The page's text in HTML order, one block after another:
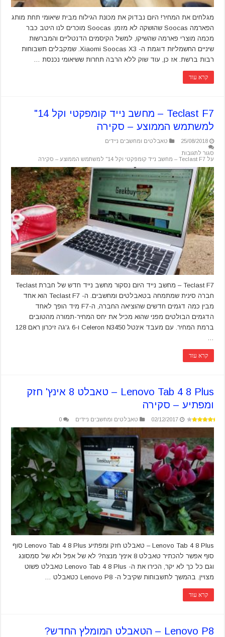
מגלחים את המחיר! היום נבדוק את מכונת הגילוח מבית שיאומי תחת מותג
הפארמה Soocas שהושקה לא מזמן. Soocas מוכרים לנו היטב כבר
מכמה מוצרי פארמה שהשיקו, למשל הקיסמים הדנטליים והמברשות
שיניים החשמליות דוגמת ה- Xiaomi Soocas X3. שמקבלים תשבוחות
רבות ברשת. אז כן, עוד שוק ללא הרבה תחרות ששיאומי נכנסת …
קרא עוד
Teclast F7 – מחשב נייד קומפקטי וקל 14"
למשתמש הממוצע – סקירה
25/08/2018
טאבלטים ומחשבים ניידים
סגור לתגובות
על Teclast F7 – מחשב נייד קומפקטי וקל 14" למשתמש הממוצע – סקירה
Teclast F7 – מחשב נייד היום נסקור מחשב נייד חדש של חברת Teclast
חברה סינית שמתמחה בטאבלטים ומחשבים. ה- Teclast F7 הוא אחד
מבין כמה דגמים חדשים שהוציאה החברה, ה-F7 מיד הופך לאחד
הדגמים הבולטים מפני שהוא מכיל את יחס המחיר-תמורה מהטובים
ברמת המחיר. עם מעבד אינטל Celeron N3450 ו-6 ג'גה זיכרון ראם 128
…
קרא עוד
Lenovo Tab 4 8 Plus – טאבלט 8 אינץ' חזק
ומפתיע – סקירה
02/12/2017 טאבלטים ומחשבים ניידים 0
Lenovo Tab 4 8 Plus – טאבלט חזק ומפתיע Lenovo Tab 4 8 Plus סוף
סוף אפשר להכתיר טאבלט 8 אינץ' מנצח? לא של אפל ולא של סמסונג
וגם כל כך לא יקר, הכירו את ה- Lenovo Tab 4 8 Plus טאבלט פשוט
מצויין. בהמשך לתשבוחות שקיבל ה- Lenovo P8 כטאבלט …
קרא עוד
Lenovo P8 – הטאבלט המומלץ החדש?